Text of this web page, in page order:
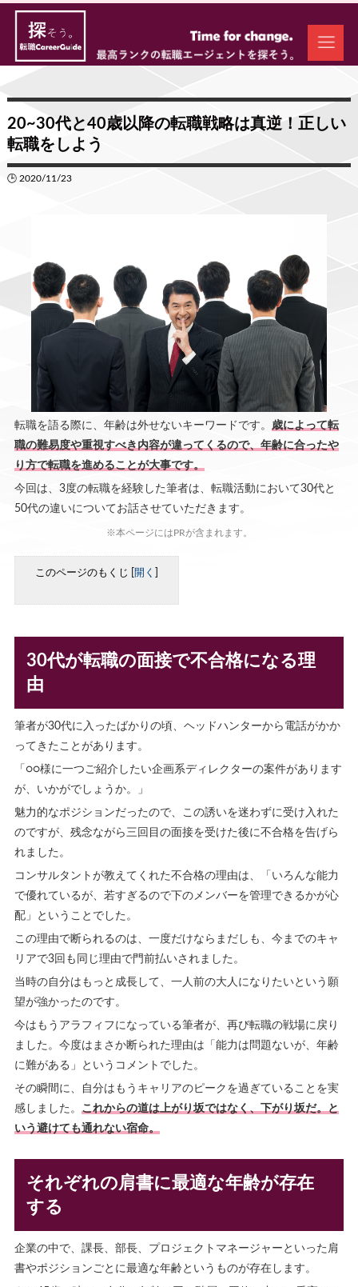
20~30代と40歳以降の転職戦略は真逆！正しい
転職をしよう
🕒 2020/11/23
転職を語る際に、年齢は外せないキーワードです。 歳によって転
職の難易度や重視すべき内容が違ってくるので、年齢に合ったや
り方で転職を進めることが大事です。
今回は、3度の転職を経験した筆者は、転職活動において30代と
50代の違いについてお話させていただきます。
※本ページにはPRが含まれます。
このページのもくじ 開く
30代が転職の面接で不合格になる理
由
筆者が30代に入ったばかりの頃、ヘッドハンターから電話がかか
ってきたことがあります。
「○○様に一つご紹介したい企画系ディレクターの案件があります
が、いかがでしょうか。」
魅力的なポジションだったので、この誘いを迷わずに受け入れた
のですが、残念ながら三回目の面接を受けた後に不合格を告げら
れました。
コンサルタントが教えてくれた不合格の理由は、「いろんな能力
で優れているが、若すぎるので下のメンバーを管理できるかが心
配」ということでした。
この理由で断られるのは、一度だけならまだしも、今までのキャ
リアで3回も同じ理由で門前払いされました。
当時の自分はもっと成長して、一人前の大人になりたいという願
望が強かったのです。
今はもう アラフィフになっている筆者が、再び転職の戦場に戻り
ました。今度はまさか断られた理由は「能力は問題ないが、年齢
に難がある」というコメントでした。
その瞬間に、自分はもうキャリアのピークを過ぎていることを実
感しました。 これからの道は上がり坂ではなく、下がり坂だ。と
いう避けても通れない宿命。
それぞれの肩書に最適な年齢が存在
する
企業の中で、課長、部長、プロジェクトマネージャーといった肩
書やポジションごとに最適な年齢というものが存在します。